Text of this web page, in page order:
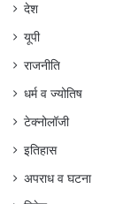
देश
यूपी
राजनीति
धर्म व ज्योतिष
टेक्नोलॉजी
इतिहास
अपराध व घटना